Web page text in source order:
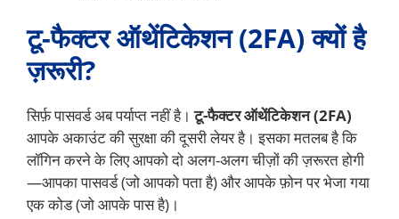
टू-फैक्टर ऑथेंटिकेशन (2FA) क्यों है
ज़रूरी?
सिर्फ़ पासवर्ड अब पर्याप्त नहीं है।टू-फैक्टर ऑथेंटिकेशन (2FA)
आपके अकाउंट की सुरक्षा की दूसरी लेयर है। इसका मतलब है कि
लॉगिन करने के लिए आपको दो अलग-अलग चीज़ों की ज़रूरत होगी
—आपका पासवर्ड (जो आपको पता है) और आपके फ़ोन पर भेजा गया
एक कोड (जो आपके पास है)।